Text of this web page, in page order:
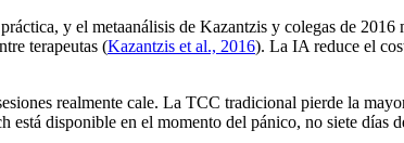
y el metaanálisis de Kazantzis y colegas de 2016
terapeutas (Kazantzis et al., 2016). La IA reduce el
realmente cale. La TCC tradicional pierde la
disponible en el momento del pánico, no siete días